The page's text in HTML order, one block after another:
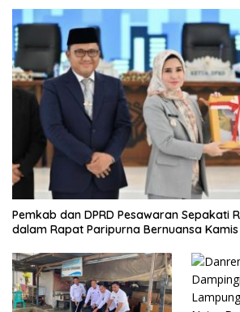
Pemkab dan DPRD Pesawaran Sepakati
dalam Rapat Paripurna Bernuansa